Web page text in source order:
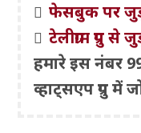
फेसबुक पर
टेलीग्राम
हमारे इस नंबर
व्हाट्सएप ग्रुप में